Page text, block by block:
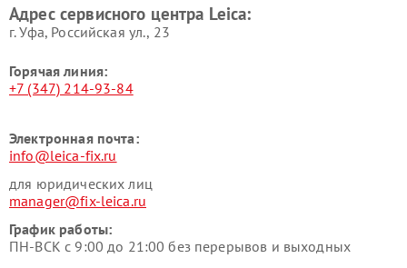
Адрес сервисного центра Leica:
г. Уфа, Российская ул., 23
Горячая линия:
+7 (347) 214-93-84
Электронная почта:
info@leica-fix.ru
для юридических лиц
manager@fix-leica.ru
График работы:
ПН-ВСК с 9:00 до 21:00 без перерывов и выходных